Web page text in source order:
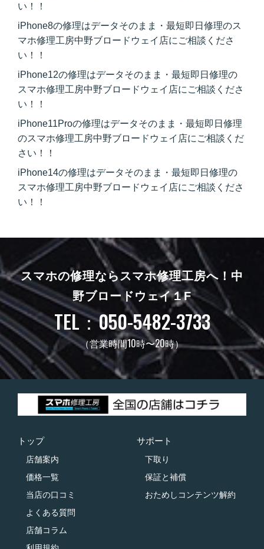
い！！
iPhone8の修理はデータそのまま・最短即日修理のス
マホ修理工房中野ブロードウェイ店にご相談くださ
い！！
iPhone12の修理はデータそのまま・最短即日修理の
スマホ修理工房中野ブロードウェイ店にご相談くださ
い！！
iPhone11Proの修理はデータそのまま・最短即日修理
のスマホ修理工房中野ブロードウェイ店にご相談くだ
さい！！
iPhone14の修理はデータそのまま・最短即日修理の
スマホ修理工房中野ブロードウェイ店にご相談くださ
い！！
スマホの修理ならスマホ修理工房へ！ 中
野ブロードウェイ１F
TEL：050-5482-3733
（営業時間10時〜20時）
トップ
店舗案内
価格一覧
当店の口コミ
よくある質問
店舗コラム
サポート
下取り
保証と補償
おためしコンテンツ解約